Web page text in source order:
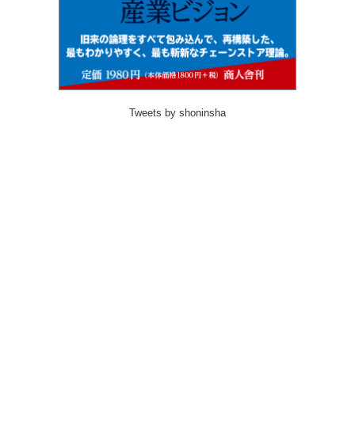
Tweets by shoninsha